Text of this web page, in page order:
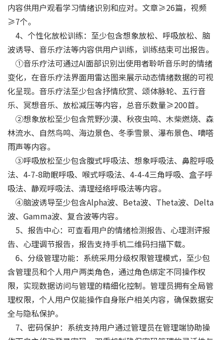
内容供用户观看学习情绪识别和应对。文章≥26篇，视频
≥7个。
4、个性化放松训练：至少包含想象放松、呼吸放松、脑
波诱导、音乐疗法等内容供用户训练，训练结束可出报告。
①音乐疗法可通过AI面部识别出使用者聆听音乐时的情绪
变化，在音乐疗法界面用雷达图来展示动态情绪数据的可视
化呈现。音乐疗法至少包含抒情欣赏、颂体脉轮、五行音
乐、冥想音乐、放松减压等内容，总音乐数量≥200首。
②想象放松至少包含荒野沙漠、秋夜虫鸣、木柴燃烧、森
林流水、自然鸟鸣、海边景色、冬季雪景、瀑布景色、嘀嗒
雨声等内容。
③呼吸放松至少包含腹式呼吸法、想象呼吸法、鼻腔呼吸
法、4-7-8助眠呼吸、喉式呼吸法、4-4-4三角呼吸、盒子呼
吸法、静观呼吸法、清理经络呼吸法等内容。
④脑波诱导至少包含Alpha波、Beta波、Theta波、Delta
波、Gamma波、复合波等内容。
5、报告中心：可查看用户的情绪检测报告、心理测评报
告、心理调节报告，报告支持手机二维码扫描下载。
6、分级管理功能：系统采用分级权限管理模式，至少包
含管理员和个人用户两类角色，通过角色绑定不同操作权
限，实现数据访问与管理的精细化控制。管理员拥有全局管
理权限，个人用户仅能操作自身账户相关内容，确保数据安
全与隐私保护。
7、密码保护：系统支持用户通过管理员在管理端协助操